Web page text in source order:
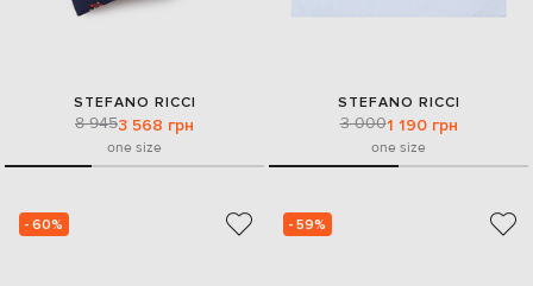
STEFANO RICCI
8 9453 568 грн
one size
STEFANO RICCI
3 0001 190 грн
one size
- 60% - 59%